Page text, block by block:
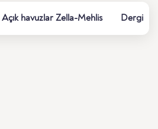
Açık havuzlar Zella-Mehlis Dergi